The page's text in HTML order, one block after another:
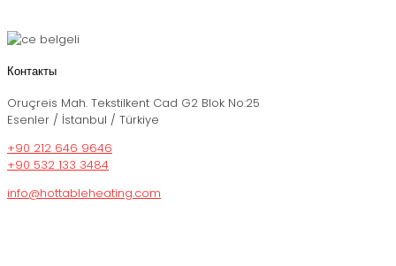
Контакты
Oruçreis Mah. Tekstilkent Cad G2 Blok No:25
Esenler / İstanbul / Türkiye
+90 212 646 9646
+90 532 133 3484
info@hottableheating.com